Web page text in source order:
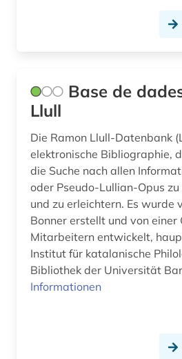
hausa (1)
hebraika (1)
hebraistik (3)
hebräisch (8)
heilige (1)
heiligenfest (1)
Base de
Llull
Die Ramon Llull-Datenbank
elektronische Bibliographie,
die Suche nach allen
oder Pseudo-Lullian-Opus
und zu erleichtern. Es wurde
Bonner erstellt und von einer
Mitarbeitern entwickelt,
Institut für katalanische
Bibliothek der Universität
Informationen